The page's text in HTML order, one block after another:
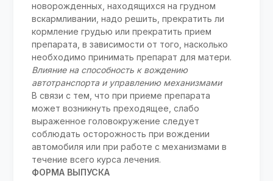
новорожденных, находящихся на грудном
вскармливании, надо решить, прекратить ли
кормление грудью или прекратить прием
препарата, в зависимости от того, насколько
необходимо принимать препарат для матери.
Влияние на способность к вождению
автотранспорта и управлению механизмами
В связи с тем, что при приеме препарата
может возникнуть преходящее, слабо
выраженное головокружение следует
соблюдать осторожность при вождении
автомобиля или при работе с механизмами в
течение всего курса лечения.
ФОРМА ВЫПУСКА